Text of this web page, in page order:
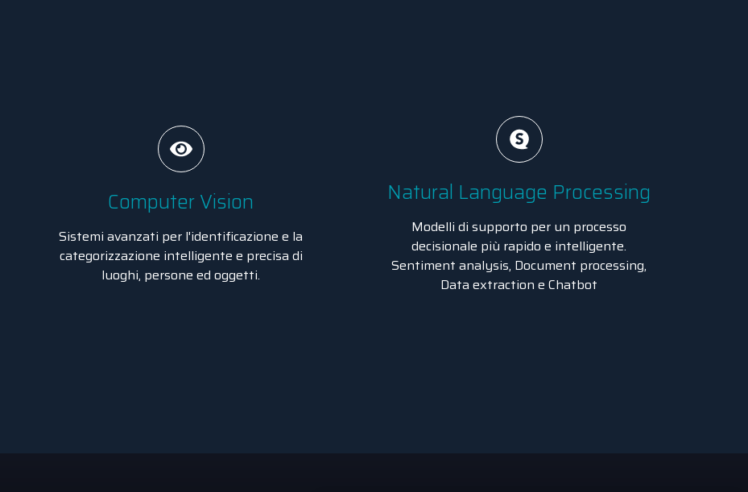
Computer Vision
Sistemi avanzati per l'identificazione e la
categorizzazione intelligente e precisa di
luoghi, persone ed oggetti.
Natural Language Processing
Modelli di supporto per un processo
decisionale più rapido e intelligente.
Sentiment analysis, Document processing,
Data extraction e Chatbot